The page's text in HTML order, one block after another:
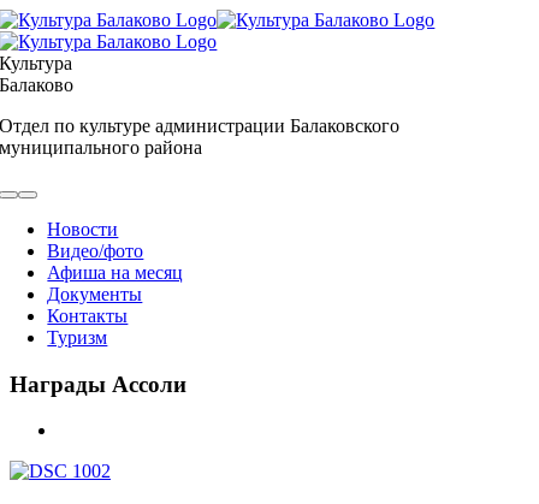
Skip
to
content
Культура
Балаково
Отдел по культуре администрации Балаковского
муниципального района
Toggle
NavigationНовости
Видео/фото
Афиша на месяц
Документы
Контакты
Туризм
Награды Ассоли
Image